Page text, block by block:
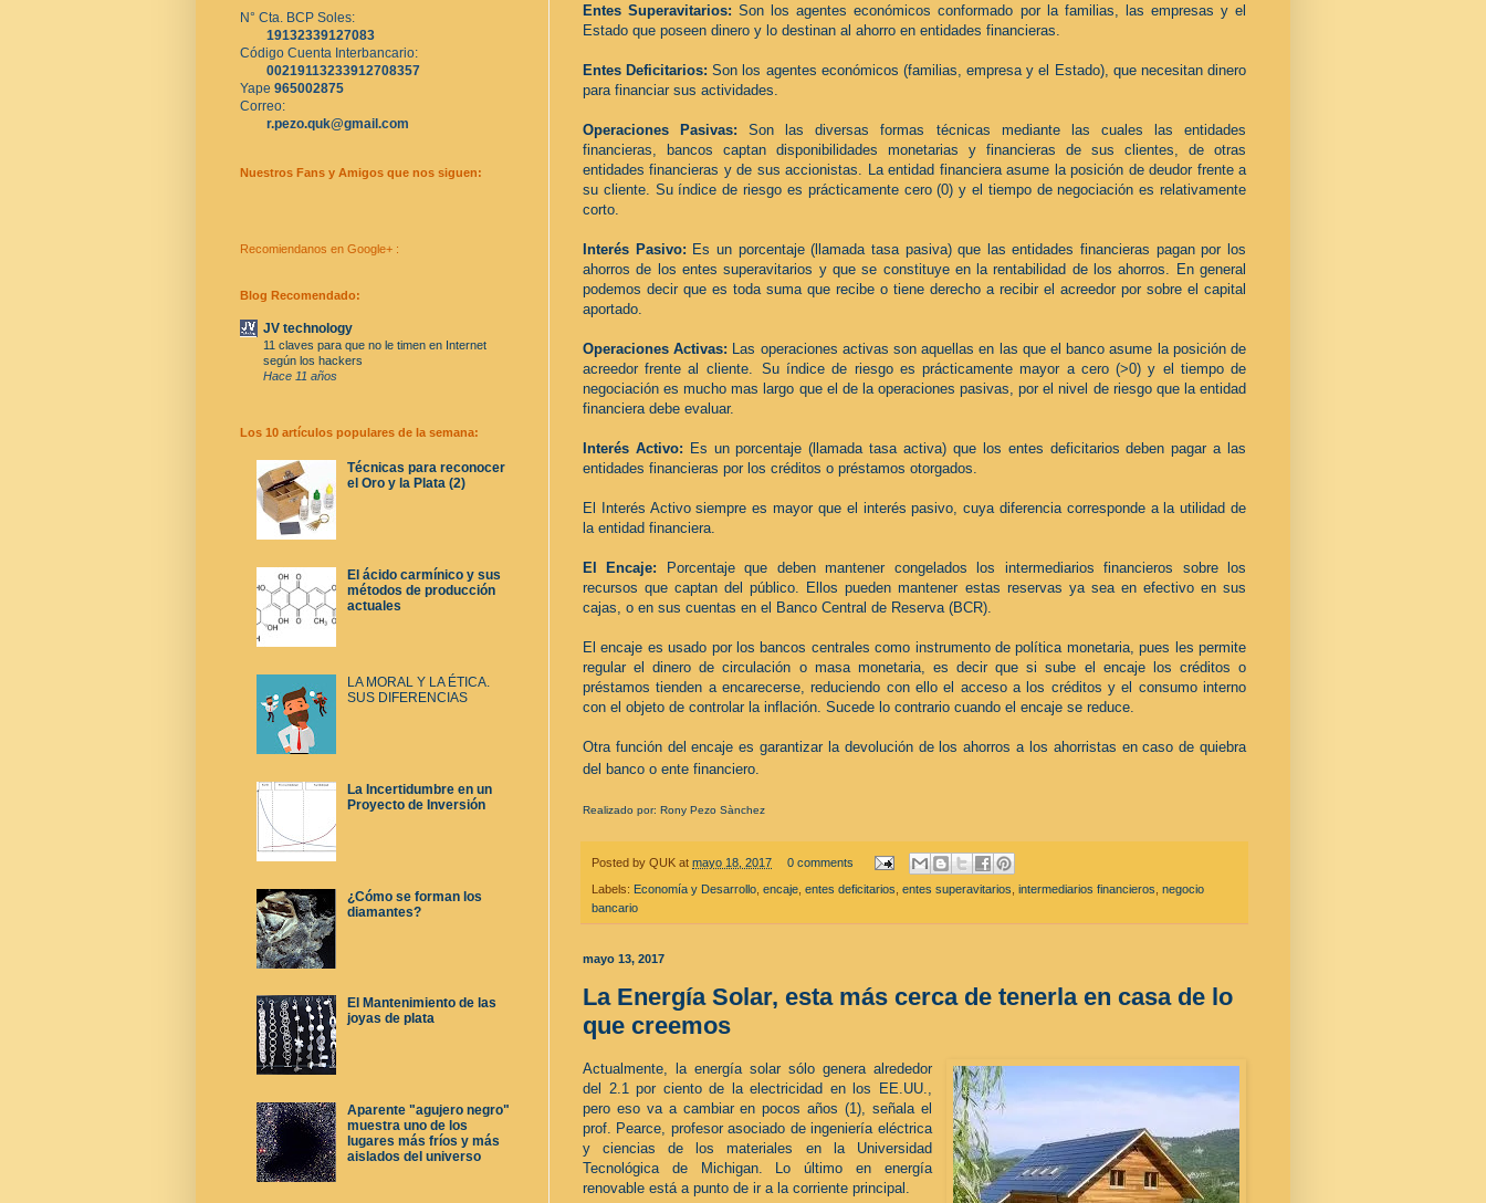
Entes Superavitarios: Son los agentes económicos conformado por la familias, las empresas y el
Estado que poseen dinero y lo destinan al ahorro en entidades financieras.
Entes Deficitarios: Son los agentes económicos (familias, empresa y el Estado), que necesitan dinero
para financiar sus actividades.
Operaciones Pasivas: Son las diversas formas técnicas mediante las cuales las entidades
financieras, bancos captan disponibilidades monetarias y financieras de sus clientes, de otras
entidades financieras y de sus accionistas. La entidad financiera asume la posición de deudor frente a
su cliente. Su índice de riesgo es prácticamente cero (0) y el tiempo de negociación es relativamente
corto.
Interés Pasivo: Es un porcentaje (llamada tasa pasiva) que las entidades financieras pagan por los
ahorros de los entes superavitarios y que se constituye en la rentabilidad de los ahorros. En general
podemos decir que es toda suma que recibe o tiene derecho a recibir el acreedor por sobre el capital
aportado.
Operaciones Activas: Las operaciones activasson aquellas en las que el banco asume la posición de
acreedor frente al cliente. Su índice de riesgo es prácticamente mayor a cero (>0) y el tiempo de
negociación es mucho mas largo que el de la operaciones pasivas, por el nivel de riesgo que la entidad
financiera debe evaluar.
Interés Activo: Es un porcentaje (llamada tasa activa) que los entes deficitarios deben pagar a las
entidades financieras por los créditos o préstamos otorgados.
El Interés Activo siempre es mayor que el interés pasivo, cuya diferencia corresponde a la utilidad de
la entidad financiera.
El Encaje: Porcentaje que deben mantener congelados los intermediarios financieros sobre los
recursos que captan del público. Ellos pueden mantener estas reservas ya sea en efectivo en sus
cajas, o en sus cuentas en el Banco Central de Reserva (BCR)
El encaje es usado por los bancos centrales como instrumento de política monetaria, pues les permite
regular el dinero de circulación o masa monetaria, es decir que si sube el encaje los créditos o
préstamos tienden a encarecerse, reduciendo con ello el acceso a los créditos y el consumo interno
con el objeto de controlar la inflación. Sucede lo contrario cuando el encaje se reduce.
Otra función del encaje es garantizar la devolución de los ahorros a los ahorristas en caso de quiebra
del banco o ente financiero.
Realizado por: Rony Pezo Sànchez
Posted by QUK at mayo 18, 2017 0 comments
Labels: Economía y Desarrollo encaje entes deficitarios entes superavitarios intermediarios financieros negocio
bancario
mayo 13, 2017
La Energía Solar, esta más cerca de tenerla en casa de lo
que creemos
Actualmente, la energía solar sólo genera alrededor
del 2.1 por ciento de la electricidad en los EE.UU.,
pero eso va a cambiar en pocos años (1), señala el
prof. Pearce, profesor asociado de ingeniería eléctrica
y ciencias de los materiales en la Universidad
Tecnológica de Michigan. Lo último en energía
renovable está a punto de ir a la corriente principal.
N° Cta. BCP Soles:
19132339127083
Código Cuenta Interbancario:
00219113233912708357
Yape 965002875
Correo:
r.pezo.quk@gmail.com
Nuestros Fans y Amigos que nos siguen:
Recomiendanos en Google+ :
Blog Recomendado:
JV technology
11 claves para que no le timen en Internet
según los hackers
Hace 11 años
Los 10 artículos populares de la semana:
Técnicas para reconocer
el Oro y la Plata (2)
El ácido carmínico y sus
métodos de producción
actuales
LA MORAL Y LA ÉTICA.
SUS DIFERENCIAS
La Incertidumbre en un
Proyecto de Inversión
¿Cómo se forman los
diamantes?
El Mantenimiento de las
joyas de plata
Aparente "agujero negro"
muestra uno de los
lugares más fríos y más
aislados del universo